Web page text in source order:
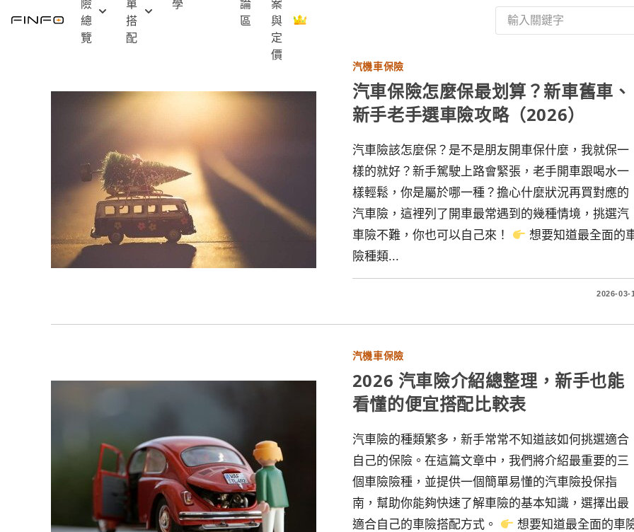
險
總
覽
單
搭
配
學
論
區
案
與
定
價
汽機車保險
汽車保險怎麼保最划算？新車舊車、
新手老手選車險攻略（2026）
汽車險該怎麼保？是不是朋友開車保什麼，我就保一
樣的就好？新手駕駛上路會緊張，老手開車跟喝水一
樣輕鬆，你是屬於哪一種？擔心什麼狀況再買對應的
汽車險，這裡列了開車最常遇到的幾種情境，挑選汽
車險不難，你也可以自己來！
想要知道最全面的
險種類...
2026-03-
汽機車保險
2026 汽車險介紹總整理，新手也能
看懂的便宜搭配比較表
汽車險的種類繁多，新手常常不知道該如何挑選適合
自己的保險。在這篇文章中，我們將介紹最重要的三
個車險險種，並提供一個簡單易懂的汽車險投保指
南，幫助你能夠快速了解車險的基本知識，選擇出最
適合自己的車險搭配方式。
想要知道最全面的車